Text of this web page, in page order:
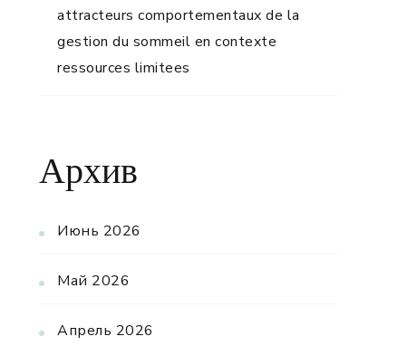
attracteurs comportementaux de la
gestion du sommeil en contexte
ressources limitees
Архив
Июнь 2026
Май 2026
Апрель 2026